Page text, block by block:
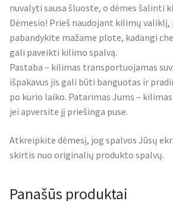
nuvalyti sausa šluoste, o dėmes šalinti
Dėmesio! Prieš naudojant kilimų valiklį,
pabandykite mažame plote, kadangi
gali paveikti kilimo spalvą.
Pastaba – kilimas transportuojamas
išpakavus jis gali būti banguotas ir
po kurio laiko. Patarimas Jums –
jei apversite jį priešinga puse.
Atkreipkite dėmesį, jog spalvos Jūsų
skirtis nuo originalių produkto spalvų.
Panašūs produktai